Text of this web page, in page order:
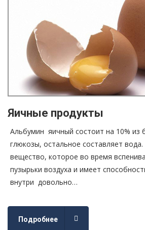
Яичные продукты
Альбумин яичный состоит на 10% из
глюкозы, остальное составляет
вещество, которое во время
пузырьки воздуха и имеет
внутри довольно…
Подробнее